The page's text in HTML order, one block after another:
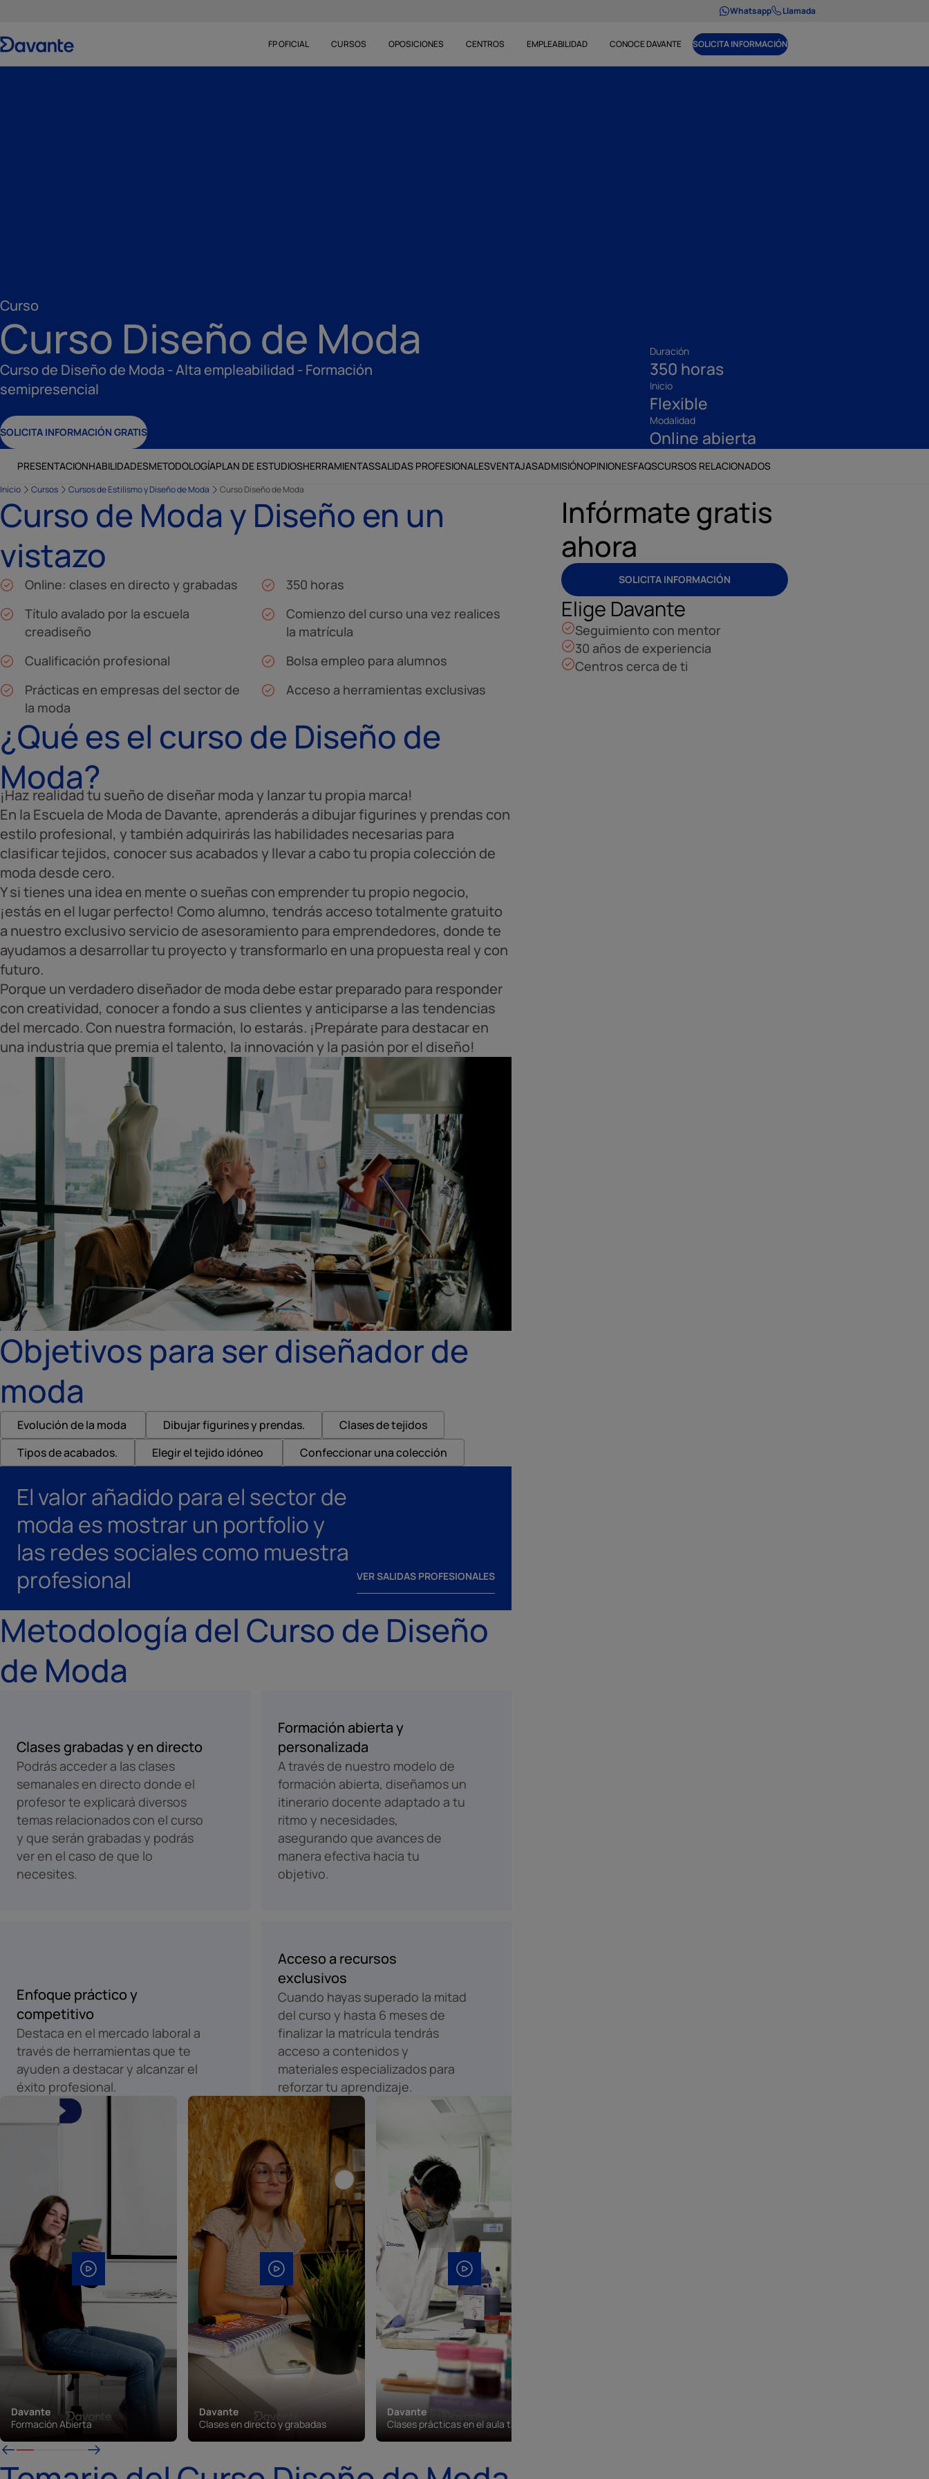
Whatsapp Llamada
FP OFICIAL CURSOS OPOSICIONES CENTROS EMPLEABILIDAD CONOCE DAVANTE SOLICITA INFORMACIÓN
Curso
Curso Diseño de Moda
Curso de Diseño de Moda - Alta empleabilidad - Formación
semipresencial
SOLICITA INFORMACIÓN GRATIS
Duración
350 horas
Inicio
Flexible
Modalidad
Online abierta
PRESENTACIONHABILIDADESMETODOLOGÍAPLAN DE ESTUDIOSHERRAMIENTASSALIDAS PROFESIONALESVENTAJASADMISIÓNOPINIONESFAQSCURSOS RELACIONADOS
Inicio Cursos Cursos de Estilismo y Diseño de Moda Curso Diseño de Moda
Curso de Moda y Diseño en un
vistazo
Online: clases en directo y grabadas
350 horas
Título avalado por la escuela
creadiseño
Comienzo del curso una vez realices
la matrícula
Cualificación profesional
Bolsa empleo para alumnos
Prácticas en empresas del sector de
la moda
Acceso a herramientas exclusivas
¿Qué es el curso de Diseño de
Moda?
¡Haz realidad tu sueño de diseñar moda y lanzar tu propia marca!
En la Escuela de Moda de Davante, aprenderás a dibujar figurines y prendas con
estilo profesional, y también adquirirás las habilidades necesarias para
clasificar tejidos, conocer sus acabados y llevar a cabo tu propia colección de
moda desde cero.
Y si tienes una idea en mente o sueñas con emprender tu propio negocio,
¡estás en el lugar perfecto! Como alumno, tendrás acceso totalmente gratuito
a nuestro exclusivo servicio de asesoramiento para emprendedores, donde te
ayudamos a desarrollar tu proyecto y transformarlo en una propuesta real y con
futuro.
Porque un verdadero diseñador de moda debe estar preparado para responder
con creatividad, conocer a fondo a sus clientes y anticiparse a las tendencias
del mercado. Con nuestra formación, lo estarás. ¡Prepárate para destacar en
una industria que premia el talento, la innovación y la pasión por el diseño!
Objetivos para ser diseñador de
moda
Evolución de la moda Dibujar figurines y prendas.
Clases de tejidos
Tipos de acabados.
Elegir el tejido idóneo Confeccionar una colección
El valor añadido para el sector de
moda es mostrar un portfolio y
las redes sociales como muestra
profesional
VER SALIDAS PROFESIONALES
Metodología del Curso de Diseño
de Moda
Clases grabadas y en directo
Podrás acceder a las clases
semanales en directo donde el
profesor te explicará diversos
temas relacionados con el curso
y que serán grabadas y podrás
ver en el caso de que lo
necesites.
Formación abierta y
personalizada
A través de nuestro modelo de
formación abierta, diseñamos un
itinerario docente adaptado a tu
ritmo y necesidades,
asegurando que avances de
manera efectiva hacia tu
objetivo.
Enfoque práctico y
competitivo
Destaca en el mercado laboral a
través de herramientas que te
ayuden a destacar y alcanzar el
éxito profesional.
Acceso a recursos
exclusivos
Cuando hayas superado la mitad
del curso y hasta 6 meses de
finalizar la matrícula tendrás
acceso a contenidos y
materiales especializados para
reforzar tu aprendizaje.
Davante
Formación Abierta
Davante
Clases en directo y grabadas
Davante
Clases prácticas en el aula taller
Infórmate gratis
ahora
SOLICITA INFORMACIÓN
Elige Davante
Seguimiento con mentor
30 años de experiencia
Centros cerca de ti